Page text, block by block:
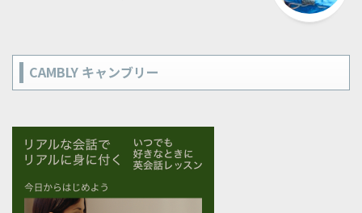
CAMBLY キャンブリー